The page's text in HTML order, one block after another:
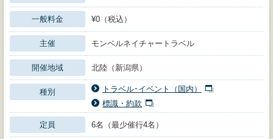
一般料金 ¥0（税込）
主催 モンベルネイチャートラベル
開催地域 北陸（新潟県）
種別
トラベル･イベント（国内）
標識・約款
定員 6名（最少催行4名）